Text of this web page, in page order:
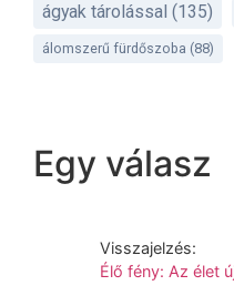
ágyak tárolással (135)
álomszerű fürdőszoba (88)
Egy válasz
Visszajelzés:
Élő fény: Az élet